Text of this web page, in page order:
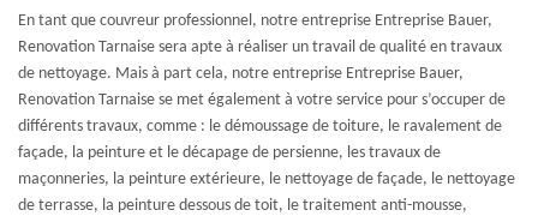
En tant que couvreur professionnel, notre entreprise Entreprise Bauer,
Renovation Tarnaise sera apte à réaliser un travail de qualité en travaux
de nettoyage. Mais à part cela, notre entreprise Entreprise Bauer,
Renovation Tarnaise se met également à votre service pour s’occuper de
différents travaux, comme : le démoussage de toiture, le ravalement de
façade, la peinture et le décapage de persienne, les travaux de
maçonneries, la peinture extérieure, le nettoyage de façade, le nettoyage
de terrasse, la peinture dessous de toit, le traitement anti-mousse,